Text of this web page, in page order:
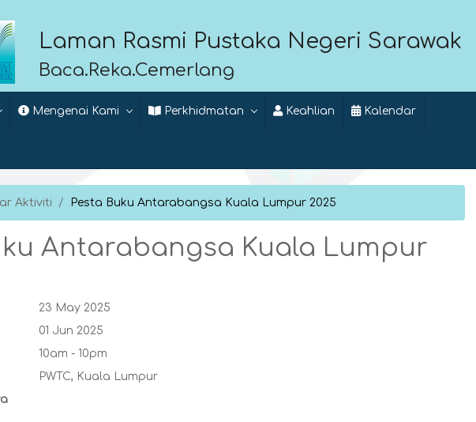
Laman Rasmi Pustaka Negeri Sarawak
Baca.Reka.Cemerlang
Mengenai Kami Perkhidmatan Keahlian Kalendar
Aktiviti Pesta Buku Antarabangsa Kuala Lumpur 2025
Antarabangsa Kuala Lumpur
23 May 2025
01 Jun 2025
10am - 10pm
PWTC, Kuala Lumpur